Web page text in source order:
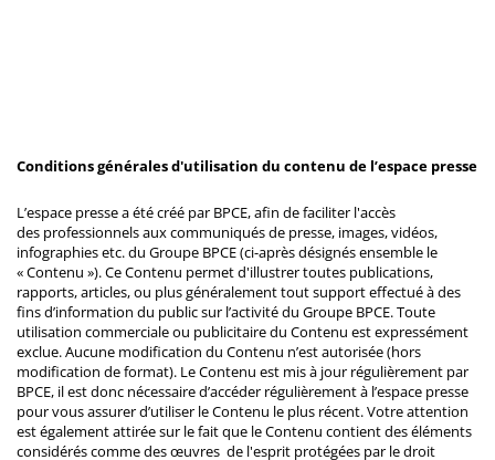
Conditions générales d'utilisation du contenu de l’espace presse
L’espace presse a été créé par BPCE, afin de faciliter l'accès
des professionnels aux communiqués de presse, images, vidéos,
infographies etc. du Groupe BPCE (ci-après désignés ensemble le
« Contenu »). Ce Contenu permet d'illustrer toutes publications,
rapports, articles, ou plus généralement tout support effectué à des
fins d’information du public sur l’activité du Groupe BPCE. Toute
utilisation commerciale ou publicitaire du Contenu est expressément
exclue. Aucune modification du Contenu n’est autorisée (hors
modification de format). Le Contenu est mis à jour régulièrement par
BPCE, il est donc nécessaire d’accéder régulièrement à l’espace presse
pour vous assurer d’utiliser le Contenu le plus récent. Votre attention
est également attirée sur le fait que le Contenu contient des éléments
considérés comme des œuvres de l'esprit protégées par le droit